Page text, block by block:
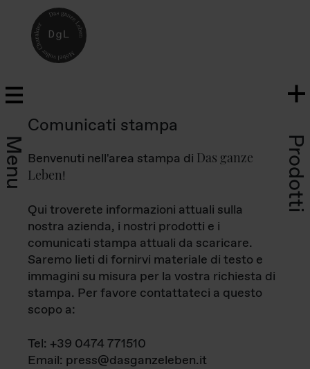
Menu Prodotti
Comunicati stampa
Benvenuti nell'area stampa di Das ganze
Leben!
Qui troverete informazioni attuali sulla
nostra azienda, i nostri prodotti e i
comunicati stampa attuali da scaricare.
Saremo lieti di fornirvi materiale di testo e
immagini su misura per la vostra richiesta di
stampa. Per favore contattateci a questo
scopo a:
Tel: +39 0474 771510
Email: press@dasganzeleben.it